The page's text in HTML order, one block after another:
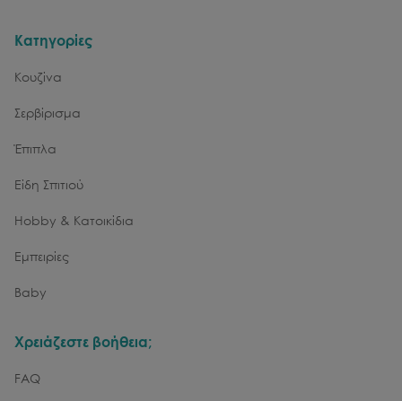
Κατηγορίες
Κουζίνα
Σερβίρισμα
Έπιπλα
Είδη Σπιτιού
Hobby & Κατοικίδια
Εμπειρίες
Baby
Χρειάζεστε βοήθεια;
FAQ